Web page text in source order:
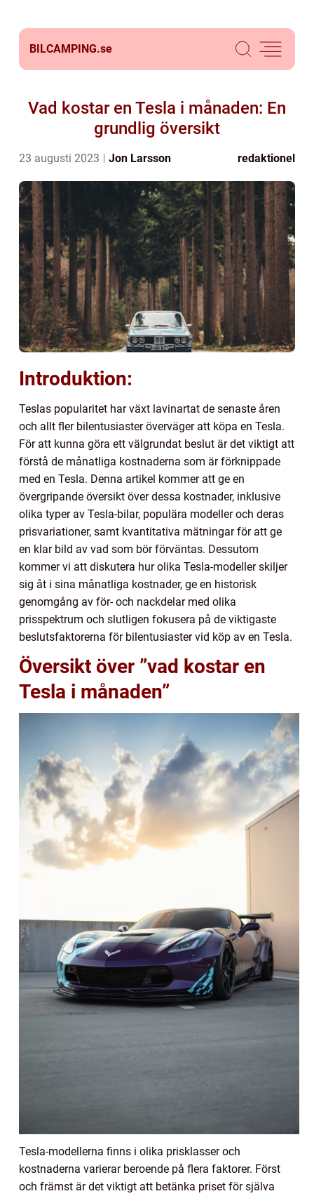
BILCAMPING.se
Vad kostar en Tesla i månaden: En
grundlig översikt
23 augusti 2023 Jon Larsson redaktionel
Introduktion:
Teslas popularitet har växt lavinartat de senaste åren
och allt fler bilentusiaster överväger att köpa en Tesla.
För att kunna göra ett välgrundat beslut är det viktigt att
förstå de månatliga kostnaderna som är förknippade
med en Tesla. Denna artikel kommer att ge en
övergripande översikt över dessa kostnader, inklusive
olika typer av Tesla-bilar, populära modeller och deras
prisvariationer, samt kvantitativa mätningar för att ge
en klar bild av vad som bör förväntas. Dessutom
kommer vi att diskutera hur olika Tesla-modeller skiljer
sig åt i sina månatliga kostnader, ge en historisk
genomgång av för- och nackdelar med olika
prisspektrum och slutligen fokusera på de viktigaste
beslutsfaktorerna för bilentusiaster vid köp av en Tesla.
Översikt över ”vad kostar en
Tesla i månaden”
Tesla-modellerna finns i olika prisklasser och
kostnaderna varierar beroende på flera faktorer. Först
och främst är det viktigt att betänka priset för själva